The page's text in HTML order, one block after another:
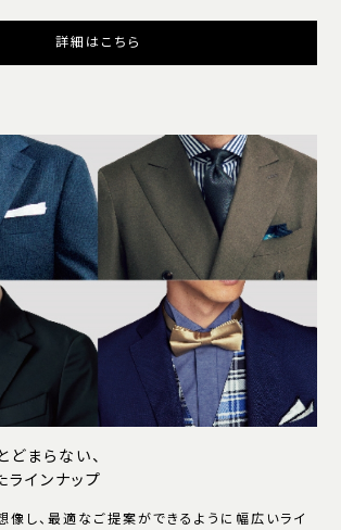
詳細はこちら
まらない、
ラインナップ
像し、最適なご提案ができるように幅広いライ